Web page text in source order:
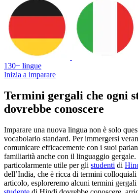
130+ lingue
Inizia a imparare
Termini gergali che ogni
dovrebbe conoscere
Imparare una nuova lingua non è solo
vocabolario standard. Per immergersi
comunicare efficacemente con i suoi
familiarità anche con il linguaggio gergale.
particolarmente utile per gli studenti di
dell’India, che è ricca di termini
articolo, esploreremo alcuni termini gergali